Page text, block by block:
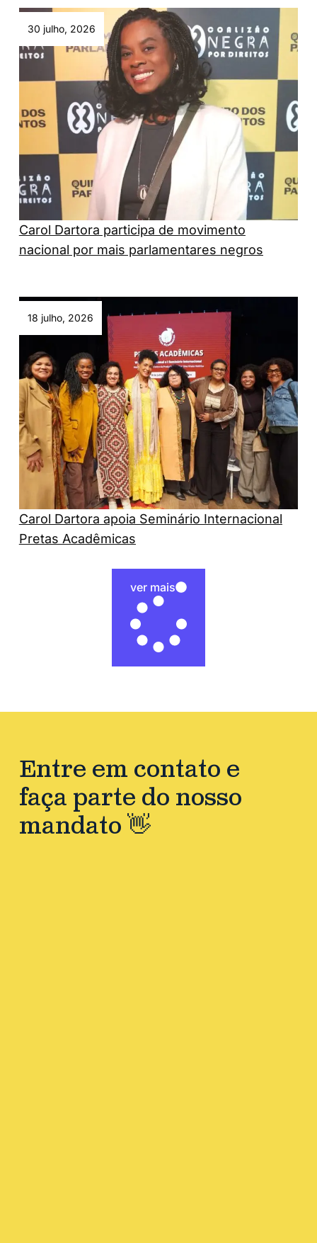
30 julho, 2026
Carol Dartora participa de movimento
nacional por mais parlamentares negros
18 julho, 2026
Carol Dartora apoia Seminário Internacional
Pretas Acadêmicas
ver mais
Entre em contato e
faça parte do nosso
mandato 👋